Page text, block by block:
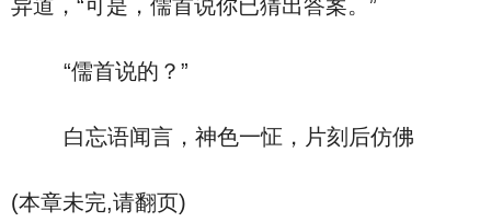
异道，“可是，儒首说你已猜出答案。”
“儒首说的？”
白忘语闻言，神色一怔，片刻后仿佛
(本章未完,请翻页)